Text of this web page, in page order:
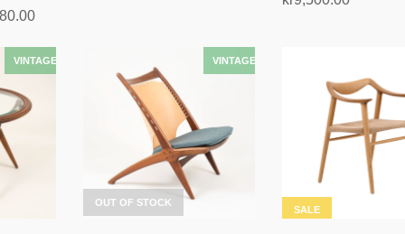
Prisområde:
til
OUT OF STOCK
SALE